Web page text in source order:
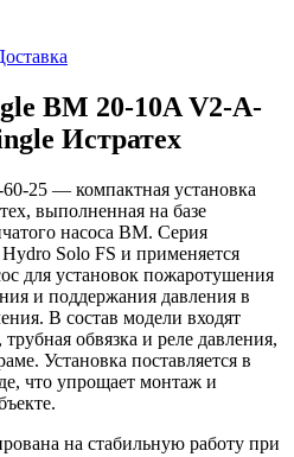
BM 20-10A V2-A-
Истратех
25 — компактная установка
выполненная на базе
насоса BM. Серия
Hydro Solo FS и применяется
для установок пожаротушения
и поддержания давления в
В состав модели входят
обвязка и реле давления,
Установка поставляется в
что упрощает монтаж и
на стабильную работу при